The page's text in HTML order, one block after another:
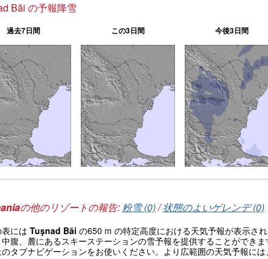
Băi の予報降雪
過去7日間 この3日間 今後3日間
の他のリゾートの報告:粉雪 (0)/状態のよいゲレンデ (0)
には Tuşnad Băi の650 m の特定高度における天気予報が表示さ
腹、麓にあるスキーステーションの雪予報を提供することができ
タブナビゲーションをお使いください。より広範囲の天気予報には、